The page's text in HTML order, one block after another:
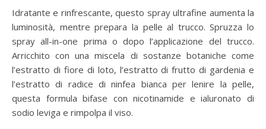
Idratante e rinfrescante, questo spray ultrafine aumenta la
luminosità, mentre prepara la pelle al trucco. Spruzza lo
spray all-in-one prima o dopo l’applicazione del trucco.
Arricchito con una miscela di sostanze botaniche come
l’estratto di fiore di loto, l’estratto di frutto di gardenia e
l’estratto di radice di ninfea bianca per lenire la pelle,
questa formula bifase con nicotinamide e ialuronato di
sodio leviga e rimpolpa il viso.